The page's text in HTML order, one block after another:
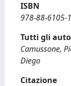
ISBN
978-88-6105-
Tutti gli
Camussone,
Diego
Citazione